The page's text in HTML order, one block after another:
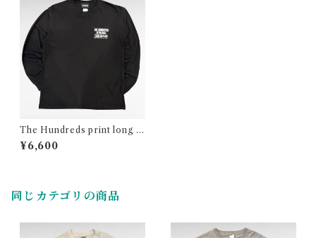
The Hundreds print long sl
eeve t-shirt
¥6,600
同じカテゴリの商品